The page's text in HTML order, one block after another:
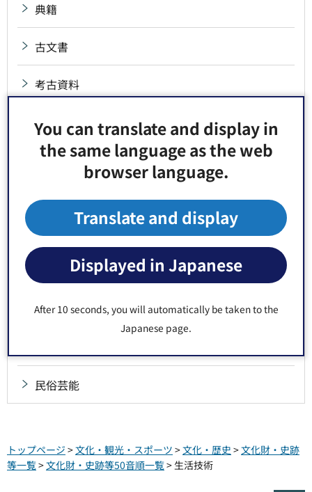
You can translate and display in
the same language as the web
browser language.
Translate and display
Displayed in Japanese
After 10 seconds, you will automatically be taken to the
Japanese page.
典籍
古文書
考古資料
歴史資料
工芸技術
生活技術
史跡
有形民俗文化財
民俗芸能
トップページ >文化・観光・スポーツ >文化・歴史 >文化財・史跡
等一覧>文化財・史跡等50音順一覧> 生活技術